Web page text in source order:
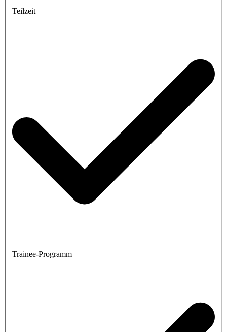
Teilzeit
Trainee-Programm